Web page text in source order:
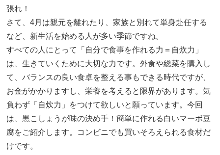
張れ！
さて、4月は親元を離れたり、家族と別れて単身赴任する
など、新生活を始める人が多い季節ですね。
すべての人にとって「自分で食事を作れる力＝自炊力」
は、生きていくために大切な力です。外食や総菜を購入し
て、バランスの良い食卓を整える事もできる時代ですが、
お金がかかりますし、栄養を考えると限界があります。気
負わず「自炊力」をつけて欲しいと願っています。今回
は、黒こしょうが味の決め手！簡単に作れる白いマーボ豆
腐をご紹介します。コンビニでも買いそろえられる食材だ
けです。